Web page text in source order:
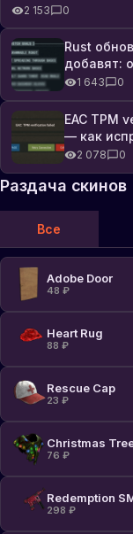
2 153 0
Rust
добавят:
1 643 0
EAC TPM
— как
Secure Boot
2 078 0
Раздача скинов
Все
Adobe Door
48 ₽
Heart Rug
88 ₽
Rescue Cap
23 ₽
Christmas
76 ₽
Redemption
298 ₽